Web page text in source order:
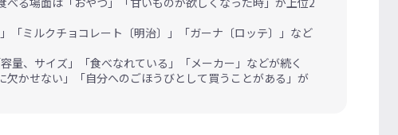
ミルクチョコレート〔明治〕」「ガーナ〔ロッテ〕」など
、サイズ」「食べなれている」「メーカー」などが続く
かせない」「自分へのごほうびとして買うことがある」が